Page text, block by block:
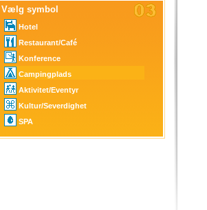
Vælg symbol
Hotel
Restaurant/Café
Konference
Campingplads
Aktivitet/Eventyr
Kultur/Severdighet
SPA